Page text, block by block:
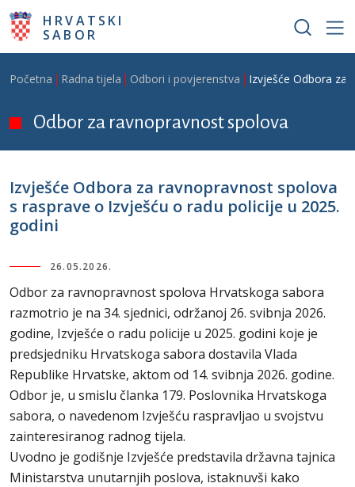
Skoči na glavni sadržaj
HRVATSKI
SABOR
Breadcrumb
Početna Radna tijela Odbori i povjerenstva Izvješće Odbora za
Odbor za ravnopravnost spolova
Izvješće Odbora za ravnopravnost spolova
s rasprave o Izvješću o radu policije u 2025.
godini
26.05.2026.
Odbor za ravnopravnost spolova Hrvatskoga sabora
razmotrio je na 34. sjednici, održanoj 26. svibnja 2026.
godine, Izvješće o radu policije u 2025. godini koje je
predsjedniku Hrvatskoga sabora dostavila Vlada
Republike Hrvatske, aktom od 14. svibnja 2026. godine.
Odbor je, u smislu članka 179. Poslovnika Hrvatskoga
sabora, o navedenom Izvješću raspravljao u svojstvu
zainteresiranog radnog tijela.
Uvodno je godišnje Izvješće predstavila državna tajnica
Ministarstva unutarnjih poslova, istaknuvši kako